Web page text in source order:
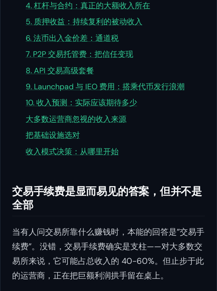
4. 杠杆与合约：真正的大额收入所在
5. 质押收益：持续复利的被动收入
6. 法币出入金价差：通道税
7. P2P 交易托管费：把信任变现
8. API 交易高级套餐
9. Launchpad 与 IEO 费用：搭乘代币发行浪潮
10. 收入预测：实际应该期待多少
大多数运营商忽视的收入来源
把基础设施选对
收入模式决策：从哪里开始
交易手续费是显而易见的答案，但并不是
全部
当有人问交易所靠什么赚钱时，本能的回答是”交易手
续费”。没错，交易手续费确实是支柱——对大多数交
易所来说，它可能占总收入的 40-60%。但止步于此
的运营商，正在把巨额利润拱手留在桌上。